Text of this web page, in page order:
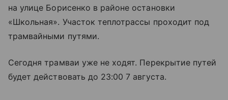
на улице Борисенко в районе остановки
«Школьная». Участок теплотрассы проходит под
трамвайными путями.
Сегодня трамваи уже не ходят. Перекрытие путей
будет действовать до 23:00 7 августа.